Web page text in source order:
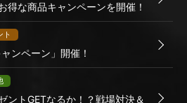
得な商品キャンペーンを開催！
ト
ンペーン」開催！
ントGETなるか！？戦場対決＆